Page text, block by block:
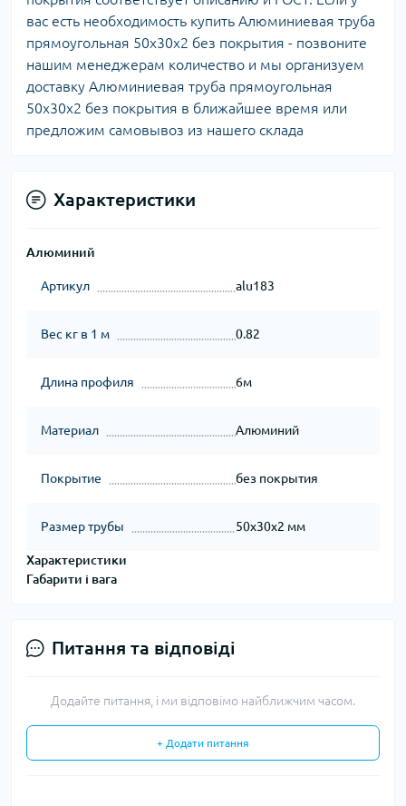
вас есть необходимость купить Алюминиевая труба
прямоугольная 50х30х2 без покрытия - позвоните
нашим менеджерам количество и мы организуем
доставку Алюминиевая труба прямоугольная
50х30х2 без покрытия в ближайшее время или
предложим самовывоз из нашего склада
Характеристики
Алюминий
Артикул alu183
Вес кг в 1 м 0.82
Длина профиля 6м
Материал Алюминий
Покрытие без покрытия
Размер трубы 50х30х2 мм
Характеристики
Габарити і вага
Питання та відповіді
Додайте питання, і ми відповімо найближчим часом.
+ Додати питання